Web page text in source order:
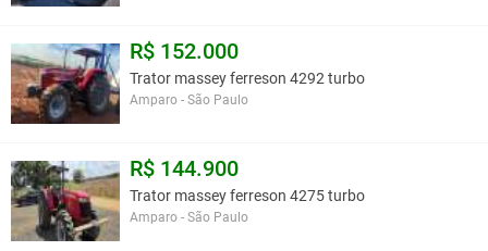
R$ 152.000
Trator massey ferreson 4292 turbo
Amparo - São Paulo
R$ 144.900
Trator massey ferreson 4275 turbo
Amparo - São Paulo